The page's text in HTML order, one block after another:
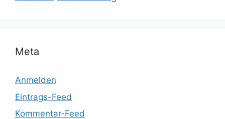
Meta
Anmelden
Eintrags-Feed
Kommentar-Feed